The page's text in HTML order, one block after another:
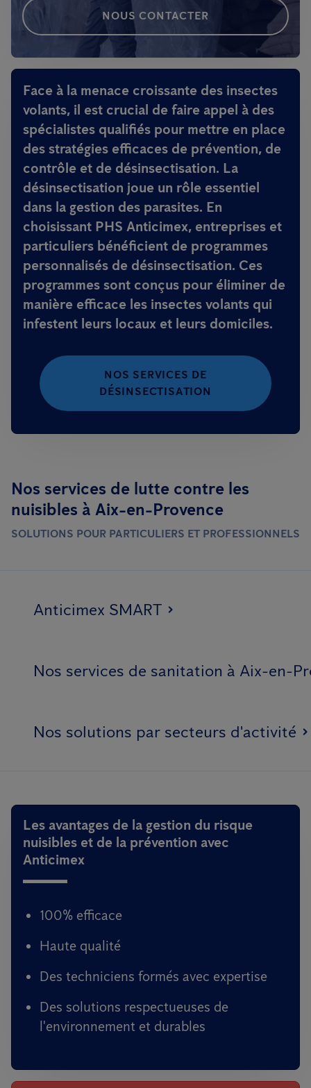
NOUS CONTACTER
Face à la menace croissante des insectes
volants, il est crucial de faire appel à des
spécialistes qualifiés pour mettre en place
des stratégies efficaces de prévention, de
contrôle et de désinsectisation. La
désinsectisation joue un rôle essentiel
dans la gestion des parasites. En
choisissant PHS Anticimex, entreprises et
particuliers bénéficient de programmes
personnalisés de désinsectisation. Ces
programmes sont conçus pour éliminer de
manière efficace les insectes volants qui
infestent leurs locaux et leurs domiciles.
NOS SERVICES DE
DÉSINSECTISATION
Nos services de lutte contre les
nuisibles à Aix-en-Provence
SOLUTIONS POUR PARTICULIERS ET PROFESSIONNELS
Anticimex SMART
Nos services de sanitation à Aix-en-
Nos solutions par secteurs d'activité
Les avantages de la gestion du risque
nuisibles et de la prévention avec
Anticimex
100% efficace
Haute qualité
Des techniciens formés avec expertise
Des solutions respectueuses de
l'environnement et durables